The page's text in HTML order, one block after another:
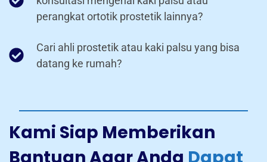
perangkat ortotik prostetik lainnya?
Cari ahli prostetik atau kaki palsu yang bisa
datang ke rumah?
Kami Siap Memberikan
Bantuan Agar Anda Dapat